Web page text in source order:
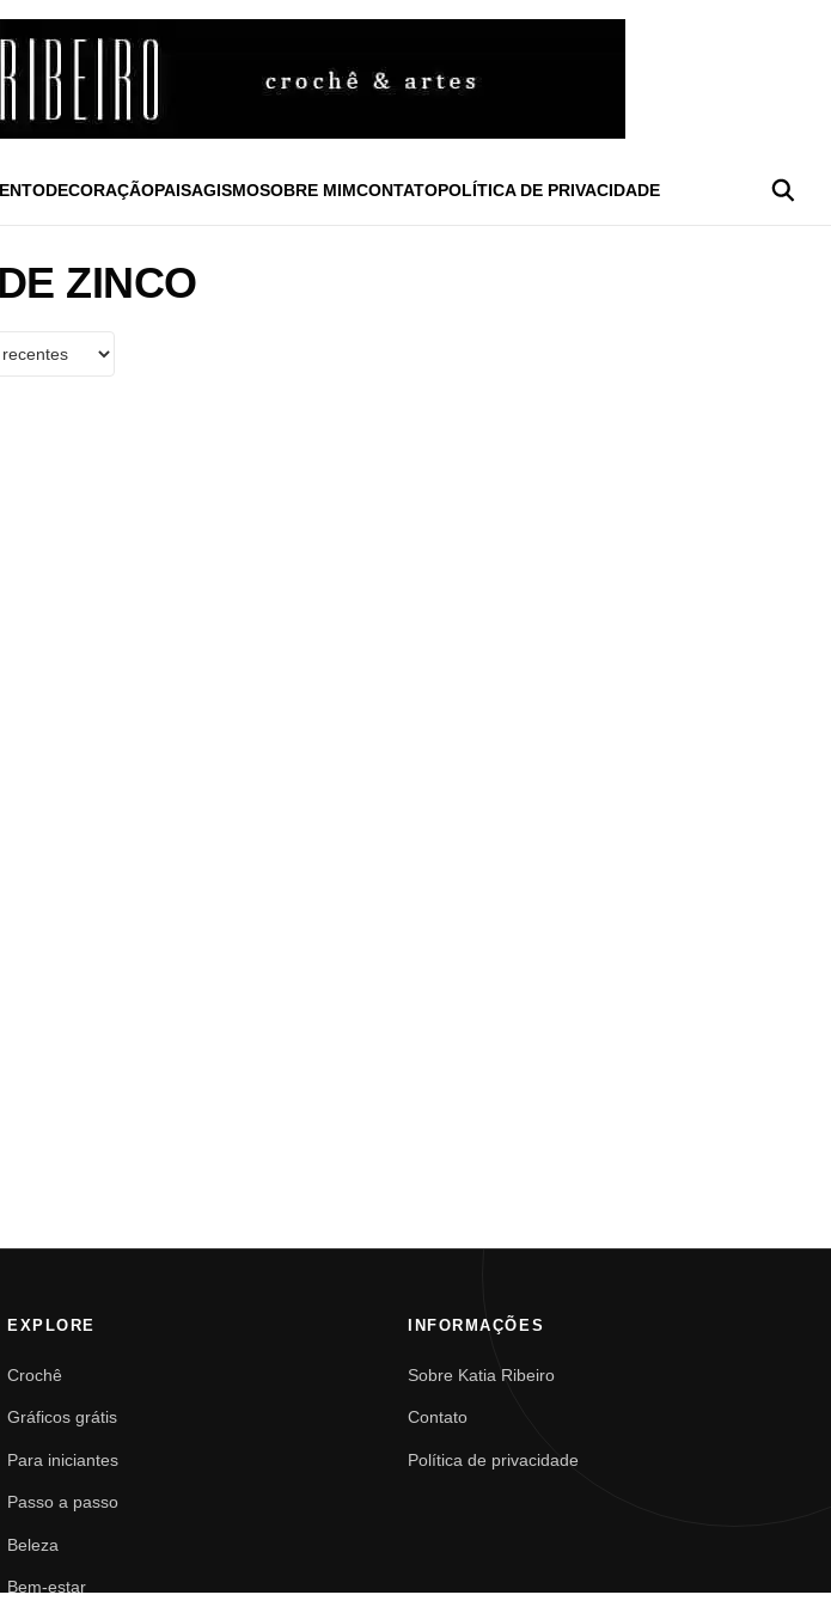
DECORAÇÃOPAISAGISMOSOBRE MIMCONTATOPOLÍTICA DE PRIVACIDADE
ZINCO
EXPLORE
Crochê
Gráficos grátis
Para iniciantes
Passo a passo
Beleza
Bem-estar
INFORMAÇÕES
Sobre Katia Ribeiro
Contato
Política de privacidade